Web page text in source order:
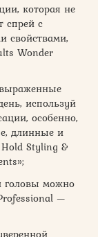
которая не
спрей с
Wonder
выраженные
используй
особенно,
длинные и
Styling &
головы можно
—